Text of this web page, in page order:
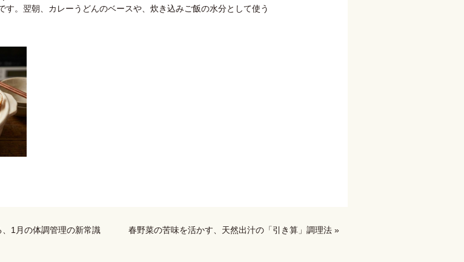
。翌朝、カレーうどんのベースや、炊き込みご飯の水分として使う
1月の体調管理の新常識 春野菜の苦味を活かす、天然出汁の「引き算」調理法 »